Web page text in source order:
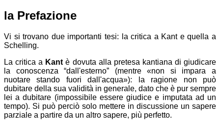
la Prefazione
Vi si trovano due importanti tesi: la critica a Kant e quella a
Schelling.
La critica a Kant è dovuta alla pretesa kantiana di giudicare
la conoscenza “dall'esterno” (mentre non si impara a
nuotare stando fuori dall'acqua ): la ragione non può
dubitare della sua validità in generale, dato che è pur sempre
lei a dubitare (impossibile essere giudice e imputata ad un
tempo). Si può perciò solo mettere in discussione un sapere
parziale a partire da un altro sapere, più perfetto.